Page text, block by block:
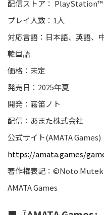
配信ストア：
プレイ人数：1人
対応言語：日本語、英語、
韓国語
価格：未定
発売日：2025年夏
開発：霧笛ノト
配信：あまた株式会社
公式サイト(AMATA Games)
https://amata.games/
著作権表記：©Noto
AMATA Games